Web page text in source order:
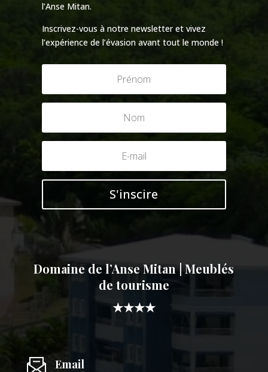
l’Anse Mitan.
Inscrivez-vous à notre newsletter et vivez
l’expérience de l’évasion avant tout le monde !
S'inscire
Domaine de l’Anse Mitan | Meublés
de tourisme
★★★★
Email